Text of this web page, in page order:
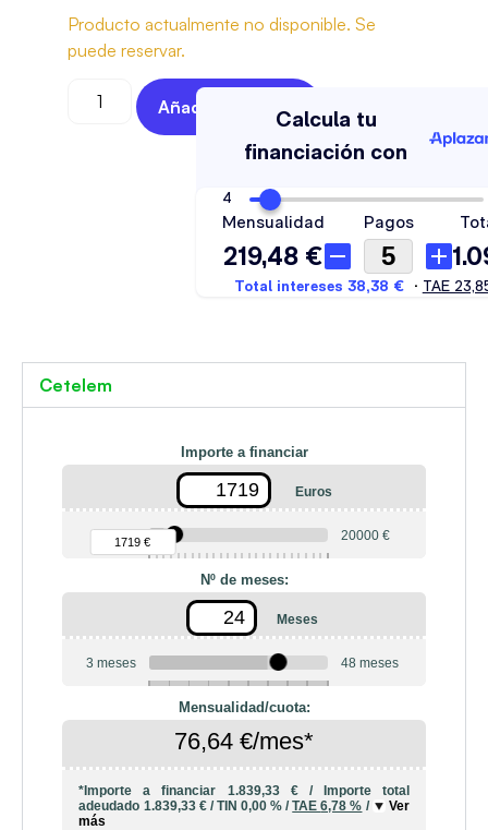
Producto actualmente no disponible. Se
puede reservar.
Añadir Al Carrito
Cetelem
Importe a financiar
Euros
90 €
1719 € 20000 €
Nº de meses:
Meses
3 meses 48 meses
Mensualidad/cuota:
76,64 €/mes*
*Importe a financiar 1.839,33 € / Importe total
adeudado 1.839,33 €/TIN 0,00 % /TAE6,78 % /
Ver
más